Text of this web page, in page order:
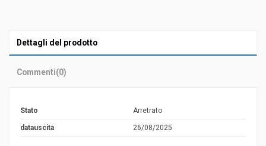
Dettagli del prodotto
Commenti(0)
Stato Arretrato
datauscita 26/08/2025